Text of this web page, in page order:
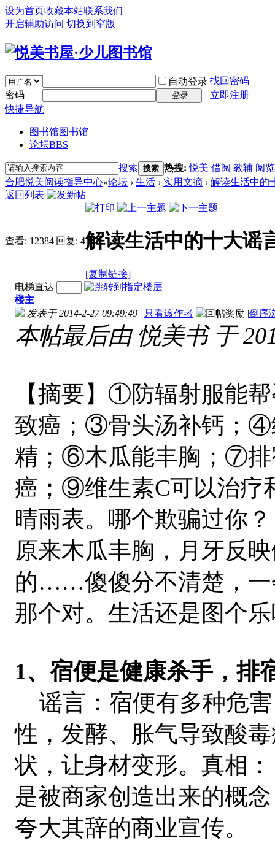
设为首页收藏本站联系我们
开启辅助访问 切换到窄版
自动登录 找回密码
密码
登录
立即注册
快捷导航
图书馆图书馆
论坛BBS
搜索 搜索 热搜:悦美 借阅 教辅 阅览
合肥悦美阅读指导中心»论坛 › 生活 › 实用文摘 › 解读生活中的
返回列表
查看: 12384|回复: 4解读生活中的十大谣
[复制链接]
电梯直达
楼主
发表于 2014-2-27 09:49:49 | 只看该作者 |倒序
本帖最后由 悦美书 于
【摘要】①防辐射服能
致癌；③骨头汤补钙；
精；⑥木瓜能丰胸；⑦
癌；⑨维生素C可以治疗
晴雨表。哪个欺骗过你？
原来木瓜丰胸，月牙反
的……傻傻分不清楚，一
那个对。生活还是图个
1、宿便是健康杀手，排
谣言：宿便有多种危
性，发酵、胀气导致酸
状，让身材变形。真相
是被商家创造出来的概
夸大其辞的商业宣传。